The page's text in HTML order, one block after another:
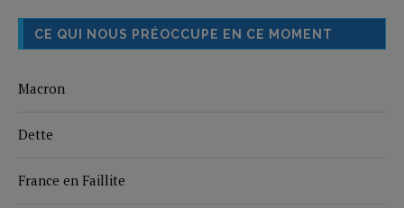
CE QUI NOUS PRÉOCCUPE EN CE MOMENT
Macron
Dette
France en Faillite